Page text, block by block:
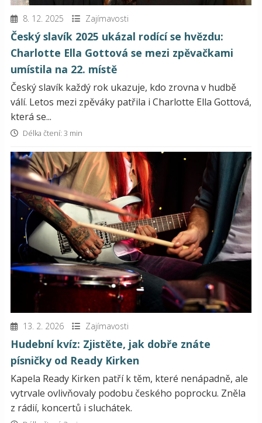
8. 12. 2025 Zajímavosti
Český slavík 2025 ukázal rodící se hvězdu:
Charlotte Ella Gottová se mezi zpěvačkami
umístila na 22. místě
Český slavík každý rok ukazuje, kdo zrovna v hudbě
válí. Letos mezi zpěváky patřila i Charlotte Ella Gottová,
která se...
Délka čtení: 3 min
13. 2. 2026 Zajímavosti
Hudební kvíz: Zjistěte, jak dobře znáte
písničky od Ready Kirken
Kapela Ready Kirken patří k těm, které nenápadně, ale
vytrvale ovlivňovaly podobu českého poprocku. Zněla
z rádií, koncertů i sluchátek.